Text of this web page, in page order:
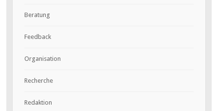
Beratung
Feedback
Organisation
Recherche
Redaktion